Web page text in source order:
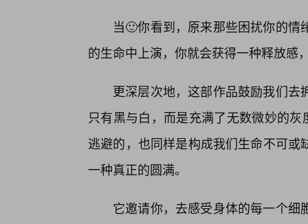
当🙂你看到，原来那些困扰你的
的生命中上演，你就会获得一种释放感
更深层次地，这部作品鼓励我们
只有黑与白，而是充满了无数微妙的
逃避的，也同样是构成我们生命不可
一种真正的圆满。
它邀请你，去感受身体的每一个